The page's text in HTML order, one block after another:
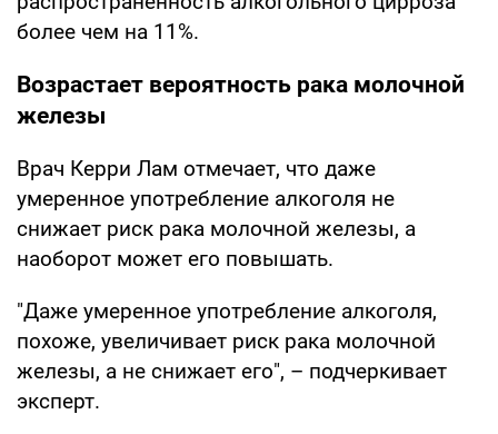
более чем на 11%.
Возрастает вероятность рака молочной
железы
Врач Керри Лам отмечает, что даже
умеренное употребление алкоголя не
снижает риск рака молочной железы, а
наоборот может его повышать.
"Даже умеренное употребление алкоголя,
похоже, увеличивает риск рака молочной
железы, а не снижает его", – подчеркивает
эксперт.